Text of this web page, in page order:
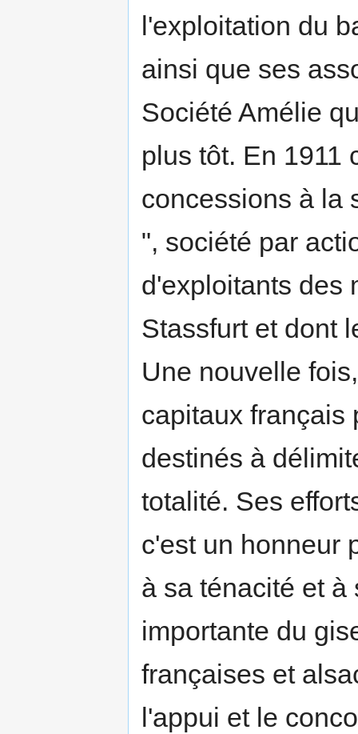
l'exploitation du
ainsi que ses
Société Amélie
plus tôt. En 1911
concessions à la
", société par
d'exploitants des
Stassfurt et dont
Une nouvelle
capitaux français
destinés à
totalité. Ses
c'est un honneur
à sa ténacité et
importante du
françaises et
l'appui et le